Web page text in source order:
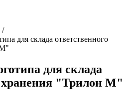
/
для склада ответственного
М"
для склада
хранения "Трилон М"